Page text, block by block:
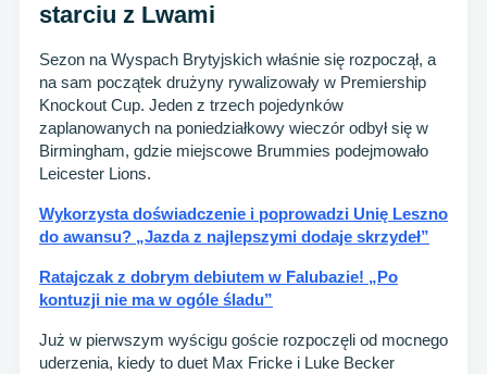
starciu z Lwami
Sezon na Wyspach Brytyjskich właśnie się rozpoczął, a
na sam początek drużyny rywalizowały w Premiership
Knockout Cup. Jeden z trzech pojedynków
zaplanowanych na poniedziałkowy wieczór odbył się w
Birmingham, gdzie miejscowe Brummies podejmowało
Leicester Lions.
Wykorzysta doświadczenie i poprowadzi Unię Leszno
do awansu? „Jazda z najlepszymi dodaje skrzydeł”
Ratajczak z dobrym debiutem w Falubazie! „Po
kontuzji nie ma w ogóle śladu”
Już w pierwszym wyścigu goście rozpoczęli od mocnego
uderzenia, kiedy to duet Max Fricke i Luke Becker